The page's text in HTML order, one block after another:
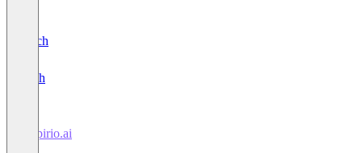
Deutsch
English
empirio.ai